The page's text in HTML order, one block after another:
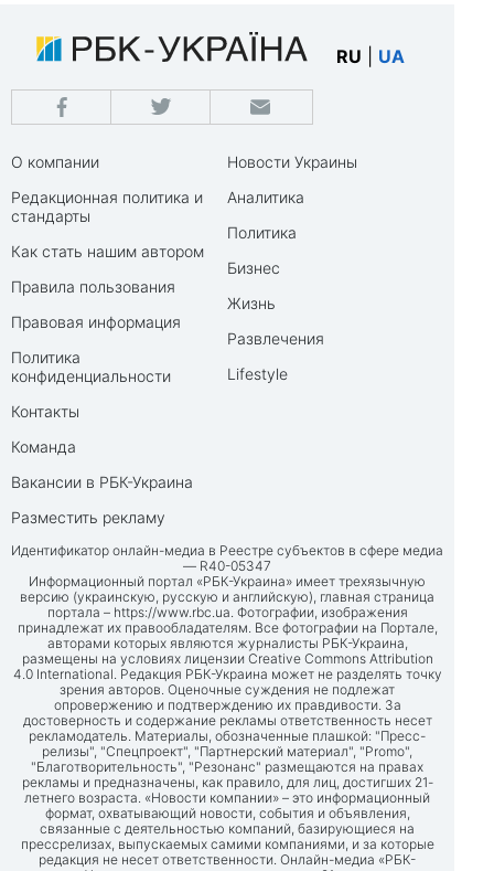
RU UA
О компании
Редакционная политика и
стандарты
Как стать нашим автором
Правила пользования
Правовая информация
Политика
конфиденциальности
Контакты
Команда
Вакансии в РБК-Украина
Разместить рекламу
Новости Украины
Аналитика
Политика
Бизнес
Жизнь
Развлечения
Lifestyle
Идентификатор онлайн-медиа в Реестре субъектов в сфере медиа
— R40-05347
Информационный портал «РБК-Украина» имеет трехязычную
версию (украинскую, русскую и английскую), главная страница
портала – https://www.rbc.ua . Фотографии, изображения
принадлежат их правообладателям. Все фотографии на Портале,
авторами которых являются журналисты РБК-Украина,
размещены на условиях лицензии Creative Commons Attribution
4.0 International. Редакция РБК-Украина может не разделять точку
зрения авторов. Оценочные суждения не подлежат
опровержению и подтверждению их правдивости. За
достоверность и содержание рекламы ответственность несет
рекламодатель. Материалы, обозначенные плашкой: "Пресс-
релизы", "Спецпроект", "Партнерский материал", "Promo",
"Благотворительность", "Резонанс" размещаются на правах
рекламы и предназначены, как правило, для лиц, достигших 21-
летнего возраста. «Новости компании» – это информационный
формат, охватывающий новости, события и объявления,
связанные с деятельностью компаний, базирующиеся на
прессрелизах, выпускаемых самими компаниями, и за которые
редакция не несет ответственности. Онлайн-медиа «РБК-